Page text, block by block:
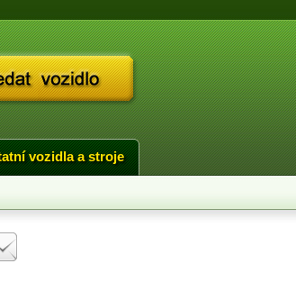
vozidla a stroje